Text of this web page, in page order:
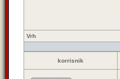
Vrh
korrisnik